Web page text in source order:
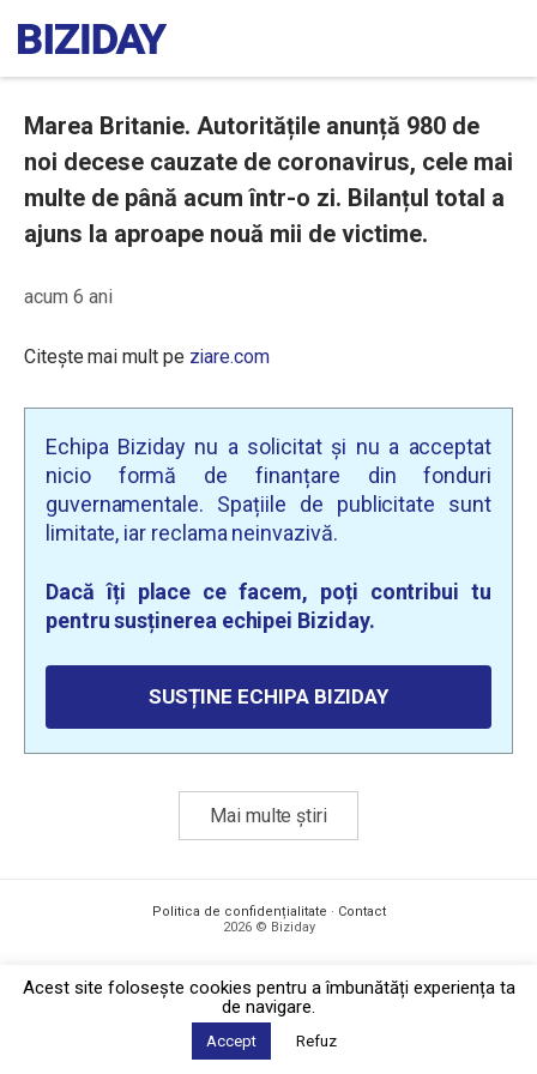
Marea Britanie. Autoritățile anunță 980 de
noi decese cauzate de coronavirus, cele mai
multe de până acum într-o zi. Bilanțul total a
ajuns la aproape nouă mii de victime.
acum 6 ani
Citește mai mult pe ziare.com
Echipa Biziday nu a solicitat și nu a acceptat
nicio formă de finanțare din fonduri
guvernamentale. Spațiile de publicitate sunt
limitate, iar reclama neinvazivă.
Dacă îți place ce facem, poți contribui tu
pentru susținerea echipei Biziday.
SUSȚINE ECHIPA BIZIDAY
Mai multe știri
Politica de confidențialitate · Contact
2026 © Biziday
Acest site foloseşte cookies pentru a îmbunătăți experiența ta
de navigare.
Accept Refuz